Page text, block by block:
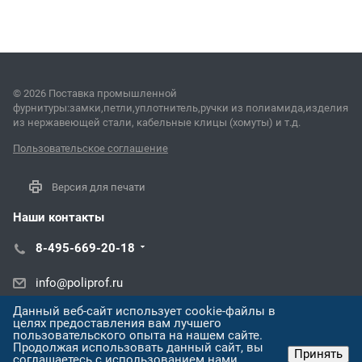
© 2026 Поставка промышленной
фурнитуры:замки,петли,уплотнитель,ручки из полиамида,изделия
из нержавеющей стали, кабельные клицы (хомуты) и т.д.
Пользовательское соглашение
Версия для печати
Наши контакты
8-495-669-20-18
info@poliprof.ru
Алматы просп. Назарбаева, 273
Данный веб-сайт использует cookie-файлы в
целях предоставления вам лучшего
пользовательского опыта на нашем сайте.
Продолжая использовать данный сайт, вы
Принять